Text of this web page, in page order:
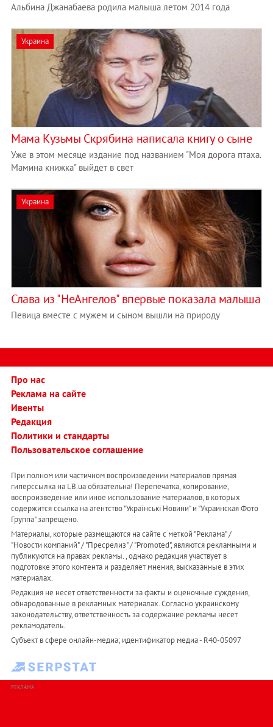
Альбина Джанабаева родила малыша летом 2014 года
Украина
Мама Кузьмы Скрябина написала книгу о сыне
Уже в этом месяце издание под названием "Моя дорога птаха.
Мамина книжка" выйдет в свет
Украина
Слава из "НеАнгелов" впервые показала малыша
Певица вместе с мужем и сыном вышли на природу
Про нас
Реклама на сайте
Ивенты
Редакция
Политики и стандарты
Пользовательское соглашение
При полном или частичном воспроизведении материалов прямая
гиперссылка на LB.ua обязательна! Перепечатка, копирование,
воспроизведение или иное использование материалов, в которых
содержится ссылка на агентство "Українськi Новини" и "Украинская Фото
Группа" запрещено.
Материалы, которые размещаются на сайте с меткой "Реклама" /
"Новости компаний" / "Пресрелиз" / "Promoted", являются рекламными и
публикуются на правах рекламы. , однако редакция участвует в
подготовке этого контента и разделяет мнения, высказанные в этих
материалах.
Редакция не несет ответственности за факты и оценочные суждения,
обнародованные в рекламных материалах. Согласно украинскому
законодательству, ответственность за содержание рекламы несет
рекламодатель.
Субъект в сфере онлайн-медиа; идентификатор медиа - R40-05097
РЕКЛАМА